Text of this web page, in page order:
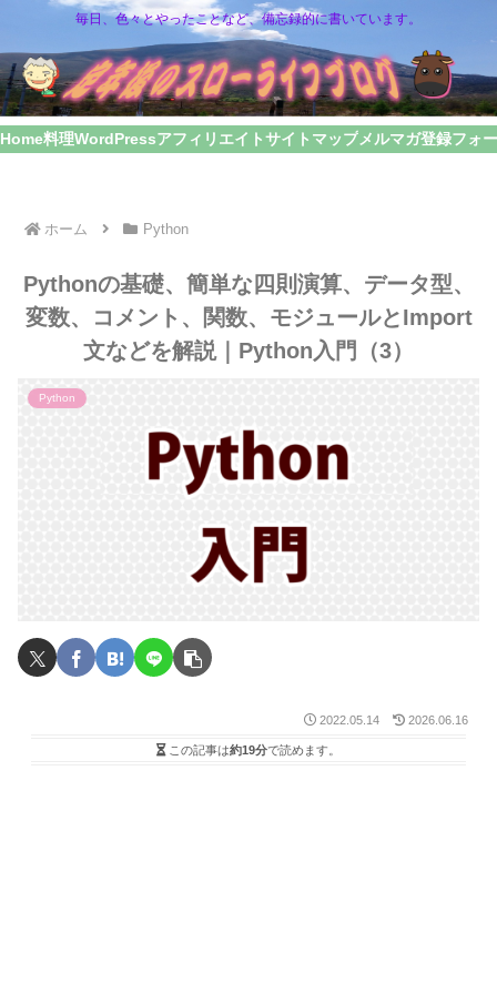
毎日、色々とやったことなど、備忘録的に書いています。
Home料理WordPressアフィリエイトサイトマップメルマガ登録フォ
ホーム Python
Pythonの基礎、簡単な四則演算、データ型、
変数、コメント、関数、モジュールとImport
文などを解説｜Python入門（3）
Python
2022.05.14 2026.06.16
この記事は約19分で読めます。